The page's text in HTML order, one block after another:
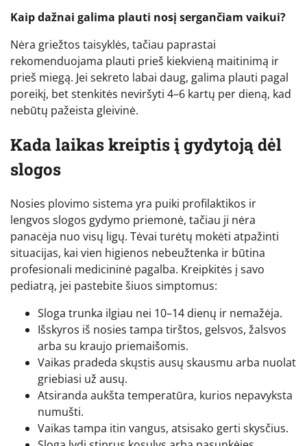
Kaip dažnai galima plauti nosį sergančiam vaikui?
Nėra griežtos taisyklės, tačiau paprastai
rekomenduojama plauti prieš kiekvieną maitinimą ir
prieš miegą. Jei sekreto labai daug, galima plauti pagal
poreikį, bet stenkitės neviršyti 4–6 kartų per dieną, kad
nebūtų pažeista gleivinė.
Kada laikas kreiptis į gydytoją dėl
slogos
Nosies plovimo sistema yra puiki profilaktikos ir
lengvos slogos gydymo priemonė, tačiau ji nėra
panacėja nuo visų ligų. Tėvai turėtų mokėti atpažinti
situacijas, kai vien higienos nebeužtenka ir būtina
profesionali medicininė pagalba. Kreipkitės į savo
pediatrą, jei pastebite šiuos simptomus:
Sloga trunka ilgiau nei 10–14 dienų ir nemažėja.
Išskyros iš nosies tampa tirštos, gelsvos, žalsvos
arba su kraujo priemaišomis.
Vaikas pradeda skųstis ausų skausmu arba nuolat
griebiasi už ausų.
Atsiranda aukšta temperatūra, kurios nepavyksta
numušti.
Vaikas tampa itin vangus, atsisako gerti skysčius.